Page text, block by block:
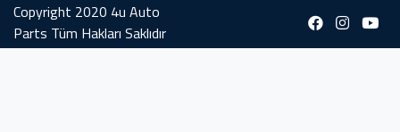
Copyright 2020 4u Auto
Parts Tüm Hakları Saklıdır